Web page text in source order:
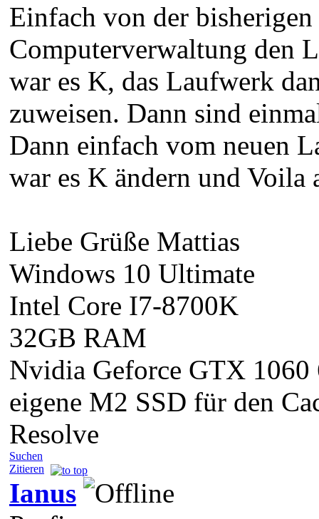
Einfach von der
Computerverwaltung den
war es K, das Laufwerk
zuweisen. Dann sind
Dann einfach vom neuen
war es K ändern und
Liebe Grüße Mattias
Windows 10 Ultimate
Intel Core I7-8700K
32GB RAM
Nvidia Geforce GTX 1060
eigene M2 SSD für den
Resolve
Suchen
Zitieren
Ianus